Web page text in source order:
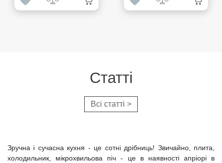
Cтатті
Всі статті >
Зручна і сучасна кухня - це сотні дрібниць! Звичайно, плита,
холодильник, мікрохвильова піч - це в наявності апріорі в